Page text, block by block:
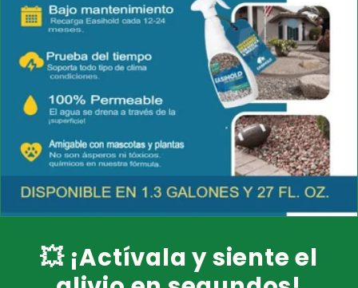
💥 ¡Actívala y siente el